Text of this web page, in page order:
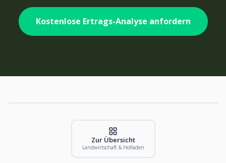
Kostenlose Ertrags-Analyse anfordern
Zur Übersicht
Landwirtschaft & Hofladen